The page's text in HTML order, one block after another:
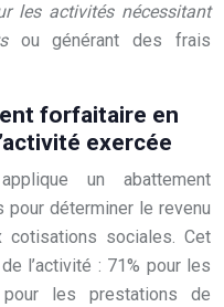
les activités nécessitant
ou générant des frais
forfaitaire en
exercée
un abattement
déterminer le revenu
cotisations sociales. Cet
l’activité : 71% pour les
pour les prestations de